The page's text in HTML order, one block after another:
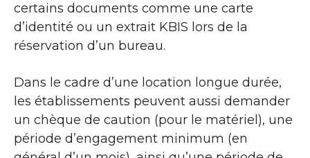
certains documents comme une carte
d’identité ou un extrait KBIS lors de la
réservation d’un bureau.
Dans le cadre d’une location longue durée,
les établissements peuvent aussi demander
un chèque de caution (pour le matériel), une
période d’engagement minimum (en